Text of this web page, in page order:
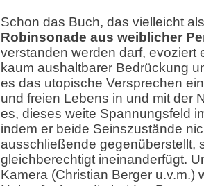
Schon das Buch, das vielleicht
Robinsonade aus weiblicher
verstanden werden darf, evoziert
kaum aushaltbarer Bedrückung
es das utopische Versprechen
und freien Lebens in und mit der
es, dieses weite Spannungsfeld
indem er beide Seinszustände
ausschließende gegenüberstellt,
gleichberechtigt ineinanderfügt.
Kamera (Christian Berger u.v.m.)